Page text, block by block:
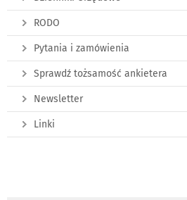
RODO
Pytania i zamówienia
Sprawdź tożsamość ankietera
Newsletter
Linki